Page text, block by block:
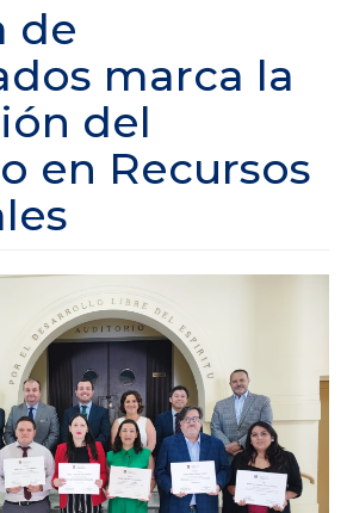
de
marca la
del
en Recursos